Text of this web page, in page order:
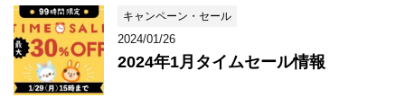
キャンペーン・セール
2024/01/26
2024年1月タイムセール情報